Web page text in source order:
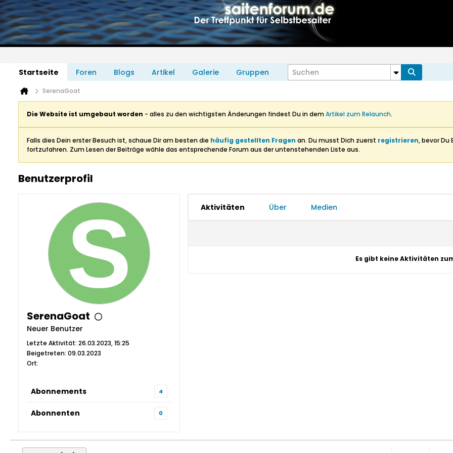
Startseite Foren Blogs Artikel Galerie Gruppen
SerenaGoat
Die Website ist umgebaut worden - alles zu den wichtigsten Änderungen findest Du in demArtikel zum Relaunch.
Falls dies Dein erster Besuch ist, schaue Dir am besten die häufig gestellten Fragen an. Du musst Dich zuerst registrieren, bevor Du
fortzufahren. Zum Lesen der Beiträge wähle das entsprechende Forum aus der untenstehenden Liste aus.
Benutzerprofil
SerenaGoat
Neuer Benutzer
Letzte Aktivität: 26.03.2023, 15:25
Beigetreten: 09.03.2023
Ort:
Abonnements 4
Abonnenten 0
Aktivitäten Über Medien
Es gibt keine Aktivitäten